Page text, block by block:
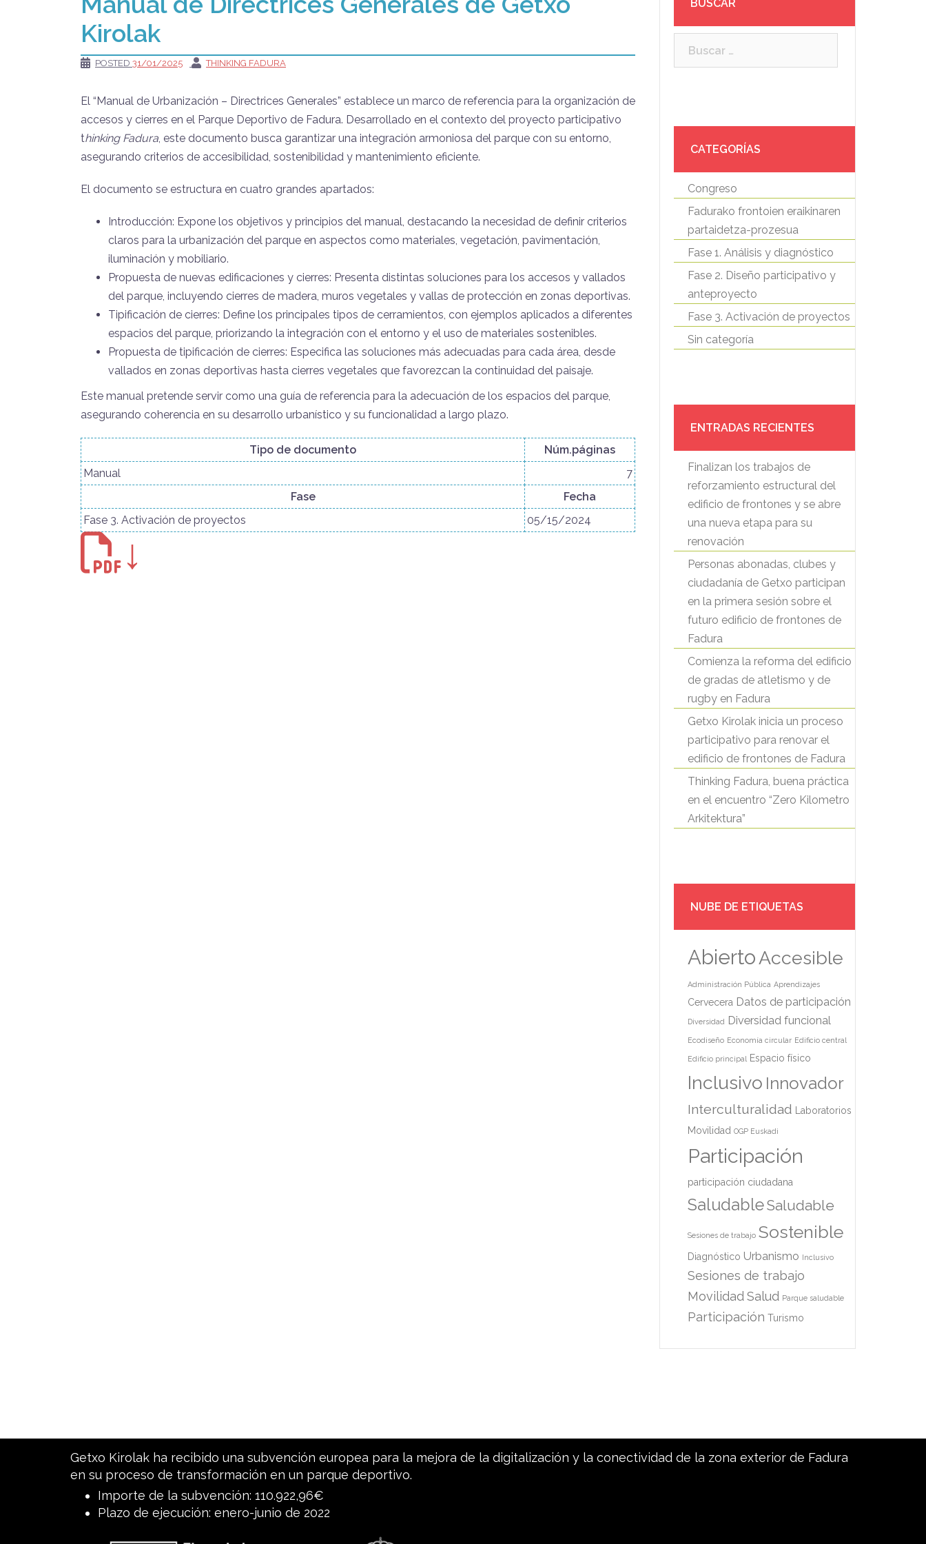
Kirolak
POSTED 31/01/2025 THINKING FADURA
El “Manual de Urbanización – Directrices Generales” establece un marco de referencia para la organización de
accesos y cierres en el Parque Deportivo de Fadura. Desarrollado en el contexto del proyecto participativo
thinking Fadura, este documento busca garantizar una integración armoniosa del parque con su entorno,
asegurando criterios de accesibilidad, sostenibilidad y mantenimiento eficiente.
El documento se estructura en cuatro grandes apartados:
Introducción: Expone los objetivos y principios del manual, destacando la necesidad de definir criterios
claros para la urbanización del parque en aspectos como materiales, vegetación, pavimentación,
iluminación y mobiliario.
Propuesta de nuevas edificaciones y cierres: Presenta distintas soluciones para los accesos y vallados
del parque, incluyendo cierres de madera, muros vegetales y vallas de protección en zonas deportivas.
Tipificación de cierres: Define los principales tipos de cerramientos, con ejemplos aplicados a diferentes
espacios del parque, priorizando la integración con el entorno y el uso de materiales sostenibles.
Propuesta de tipificación de cierres: Especifica las soluciones más adecuadas para cada área, desde
vallados en zonas deportivas hasta cierres vegetales que favorezcan la continuidad del paisaje.
Este manual pretende servir como una guía de referencia para la adecuación de los espacios del parque,
asegurando coherencia en su desarrollo urbanístico y su funcionalidad a largo plazo.
Tipo de documento
Núm.páginas
Manual
7
Fase
Fecha
Fase 3. Activación de proyectos
05/15/2024
↓
BUSCAR
CATEGORÍAS
Congreso
Fadurako frontoien eraikinaren
partaidetza-prozesua
Fase 1. Análisis y diagnóstico
Fase 2. Diseño participativo y
anteproyecto
Fase 3. Activación de proyectos
Sin categoría
ENTRADAS RECIENTES
Finalizan los trabajos de
reforzamiento estructural del
edificio de frontones y se abre
una nueva etapa para su
renovación
Personas abonadas, clubes y
ciudadanía de Getxo participan
en la primera sesión sobre el
futuro edificio de frontones de
Fadura
Comienza la reforma del edificio
de gradas de atletismo y de
rugby en Fadura
Getxo Kirolak inicia un proceso
participativo para renovar el
edificio de frontones de Fadura
Thinking Fadura, buena práctica
en el encuentro “Zero Kilometro
Arkitektura”
NUBE DE ETIQUETAS
AbiertoAccesible
Administración Pública Aprendizajes
Cervecera Datos de participación
Diversidad Diversidad funcional
Ecodiseño Economía circular Edificio central
Edificio principal Espacio físico
Inclusivo Innovador
Interculturalidad
Laboratorios
Movilidad OGP Euskadi
Participación
participación ciudadana
SaludableSaludable
Sesiones de trabajo Sostenible
Diagnóstico Urbanismo Inclusivo
Sesiones de trabajo
Movilidad Salud Parque saludable
Participación Turismo
Getxo Kirolak ha recibido una subvención europea para la mejora de la digitalización y la conectividad de la zona exterior de Fadura
en su proceso de transformación en un parque deportivo.
Importe de la subvención: 110.922,96€
Plazo de ejecución: enero-junio de 2022